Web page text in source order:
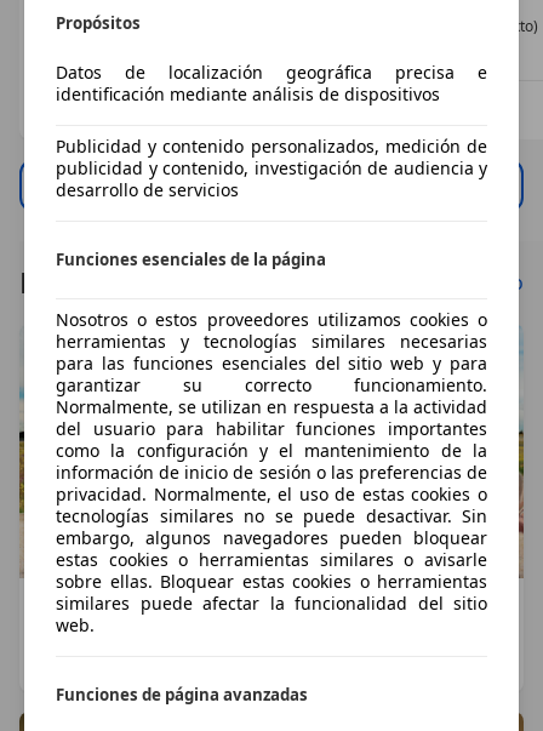
Propósitos
Datos de localización geográfica precisa e
identificación mediante análisis de dispositivos
Publicidad y contenido personalizados, medición de
publicidad y contenido, investigación de audiencia y
desarrollo de servicios
Funciones esenciales de la página
Nosotros o estos proveedores utilizamos cookies o
herramientas y tecnologías similares necesarias
para las funciones esenciales del sitio web y para
garantizar su correcto funcionamiento.
Normalmente, se utilizan en respuesta a la actividad
del usuario para habilitar funciones importantes
como la configuración y el mantenimiento de la
información de inicio de sesión o las preferencias de
privacidad. Normalmente, el uso de estas cookies o
tecnologías similares no se puede desactivar. Sin
embargo, algunos navegadores pueden bloquear
estas cookies o herramientas similares o avisarle
sobre ellas. Bloquear estas cookies o herramientas
similares puede afectar la funcionalidad del sitio
web.
Funciones de página avanzadas
8,3 l/100 km (mixto)
Profesional
Profesional
7,0 l/100 km (mixto)
Particular
Ver todo
BMW: Últimos artículos Ver todo
VÍDEO| Nuevo BMW M2 CS 2026: Así es el M2 más
salvaje